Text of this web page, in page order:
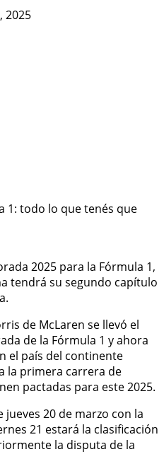
2025
2025 para la Fórmula 1,
tendrá su segundo capítulo
de McLaren se llevó el
de la Fórmula 1 y ahora
el país del continente
la primera carrera de
pactadas para este 2025.
jueves 20 de marzo con la
21 estará la clasificación
la disputa de la